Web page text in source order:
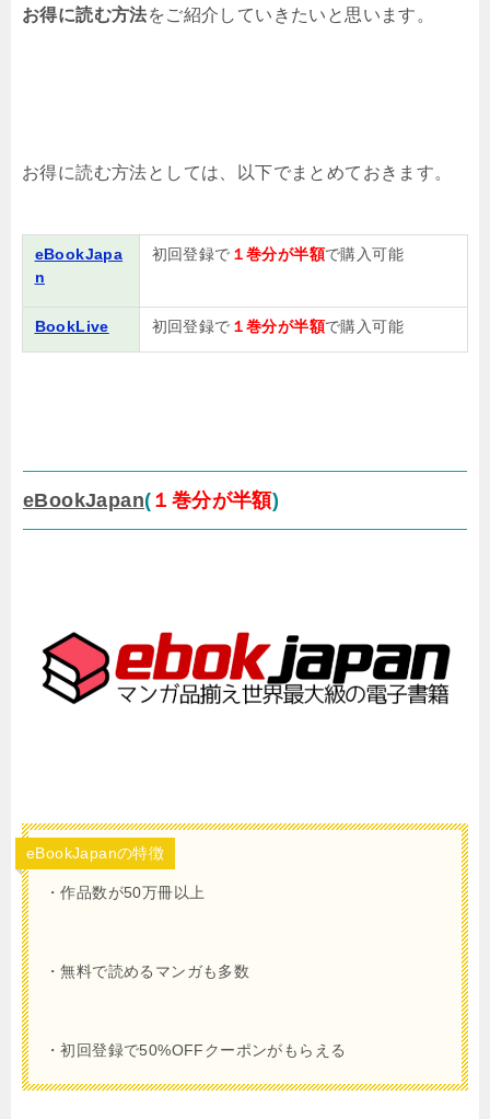
お得に読む方法をご紹介していきたいと思います。
お得に読む方法としては、以下でまとめておきます。
eBookJapa
n
初回登録で １巻分が半額で購入可能
BookLive 初回登録で １巻分が半額で購入可能
eBookJapan( １ 巻分が半額)
eBookJapanの特徴
・作品数が50万冊以上
・無料で読めるマンガも多数
・初回登録で50%OFFクーポンがもらえる